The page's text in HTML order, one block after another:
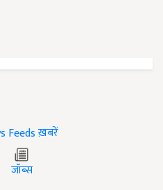
ख़बरें
जॉब्स